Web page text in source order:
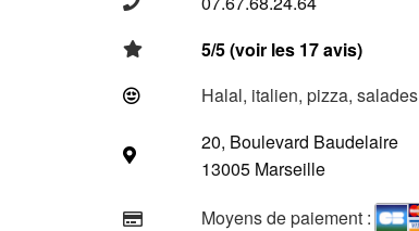
5/5 (voir les 17 avis)
Halal, italien, pizza, salades
20, Boulevard Baudelaire
13005 Marseille
Moyens de paiement :